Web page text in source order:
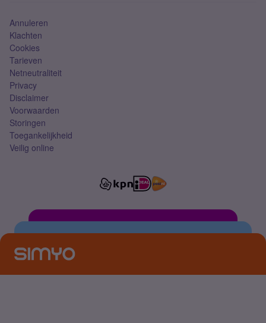
Annuleren
Klachten
Cookies
Tarieven
Netneutraliteit
Privacy
Disclaimer
Voorwaarden
Storingen
Toegankelijkheid
Veilig online